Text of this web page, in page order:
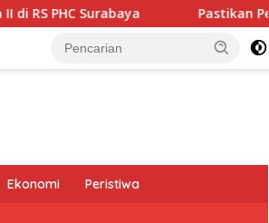
Pastikan Pekayanan Maksimal,
Ekonomi Peristiwa